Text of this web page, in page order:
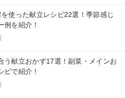
使った献立レシピ22選！季節感じ
例を紹介！
う献立おかず17選！副菜・メインお
ピで紹介！